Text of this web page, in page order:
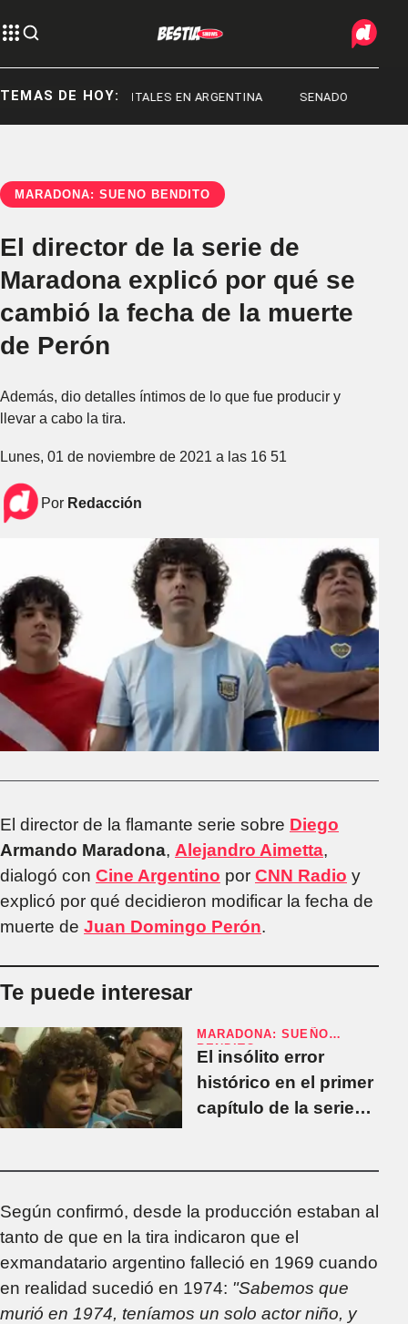
TEMAS DE HOY:RECITALES EN ARGENTINA SENADO
MARADONA: SUEÑO BENDITO
El director de la serie de
Maradona explicó por qué se
cambió la fecha de la muerte
de Perón
Además, dio detalles íntimos de lo que fue producir y
llevar a cabo la tira.
Lunes, 01 de noviembre de 2021 a las 16 51
Por Redacción
El director de la flamante serie sobre Diego
Armando Maradona, Alejandro Aimetta,
dialogó con Cine Argentino por CNN Radio y
explicó por qué decidieron modificar la fecha de
muerte de Juan Domingo Perón.
Te puede interesar
MARADONA: SUEÑO
BENDITO
El insólito error
histórico en el primer
capítulo de la serie
Según confirmó, desde la producción estaban al
tanto de que en la tira indicaron que el
exmandatario argentino falleció en 1969 cuando
en realidad sucedió en 1974: "Sabemos que
murió en 1974, teníamos un solo actor niño, y